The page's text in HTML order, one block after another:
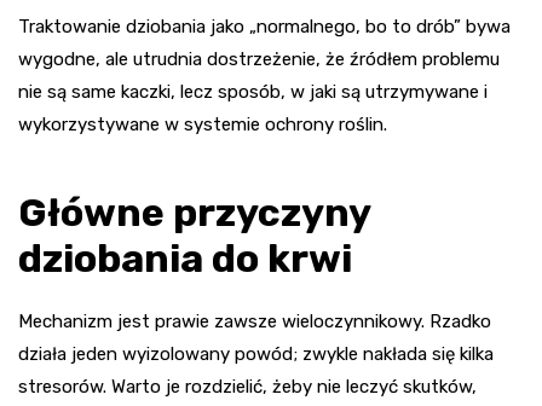
Traktowanie dziobania jako „normalnego, bo to drób” bywa
wygodne, ale utrudnia dostrzeżenie, że źródłem problemu
nie są same kaczki, lecz sposób, w jaki są utrzymywane i
wykorzystywane w systemie ochrony roślin.
Główne przyczyny
dziobania do krwi
Mechanizm jest prawie zawsze wieloczynnikowy. Rzadko
działa jeden wyizolowany powód; zwykle nakłada się kilka
stresorów. Warto je rozdzielić, żeby nie leczyć skutków,